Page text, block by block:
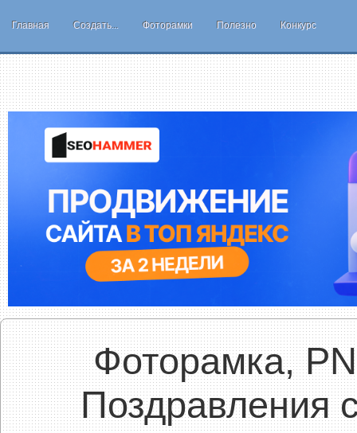
Главная Создать... Фоторамки Полезно Конкурс
Фоторамка,
Поздравления